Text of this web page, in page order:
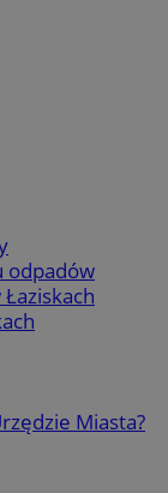
odpadów
Miasta?